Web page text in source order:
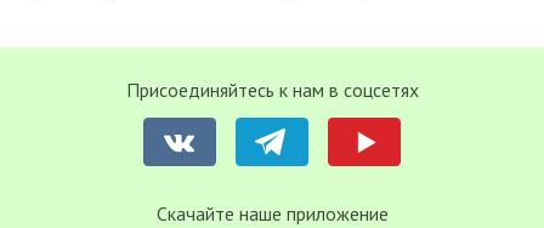
Присоединяйтесь к нам в соцсетях
Cкачайте наше приложение